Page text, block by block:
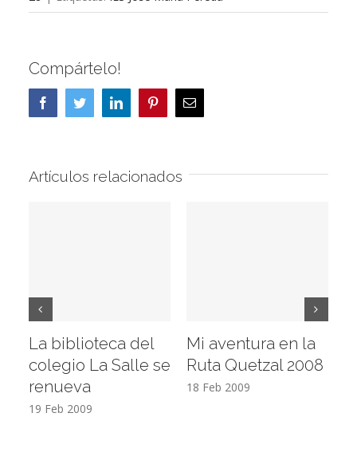
Compártelo!
FacebookTwitterLinkedInPinterestCorreo
electrónico
Artículos relacionados
La biblioteca del
colegio La Salle se
renueva
19 Feb 2009
Mi aventura en la
Ruta Quetzal 2008
18 Feb 2009